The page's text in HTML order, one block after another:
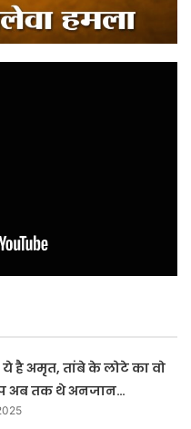
ये है अमृत, तांबे के लोटे का वो
अब तक थे अनजान…